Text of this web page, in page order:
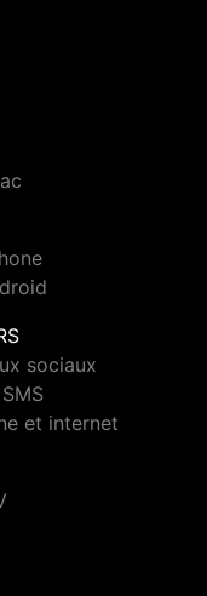
sociaux
et internet